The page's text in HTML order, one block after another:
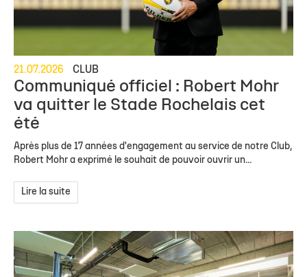
21.07.2026 CLUB
Communiqué officiel : Robert Mohr
va quitter le Stade Rochelais cet
été
Après plus de 17 années d'engagement au service de notre Club,
Robert Mohr a exprimé le souhait de pouvoir ouvrir un...
Lire la suite